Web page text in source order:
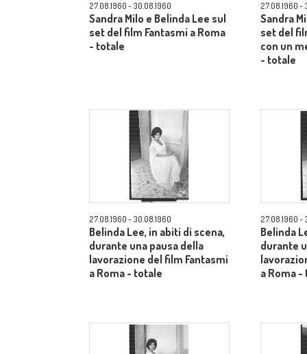
27.08.1960 - 30.08.1960
Sandra Milo e Belinda Lee sul
set del film Fantasmi a Roma
- totale
27.08.1960 -
Sandra
set del
con un
- totale
27.08.1960 - 30.08.1960
Belinda Lee, in abiti di scena,
durante una pausa della
lavorazione del film Fantasmi
a Roma - totale
27.08.1960 -
Belinda
durante
a Roma